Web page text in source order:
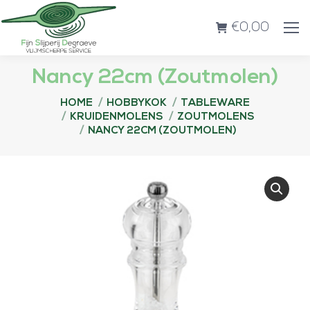
€0,00
Nancy 22cm (Zoutmolen)
Je bent hier:
HOME HOBBYKOK
TABLEWARE
KRUIDENMOLENS
ZOUTMOLENS
NANCY 22CM (ZOUTMOLEN)